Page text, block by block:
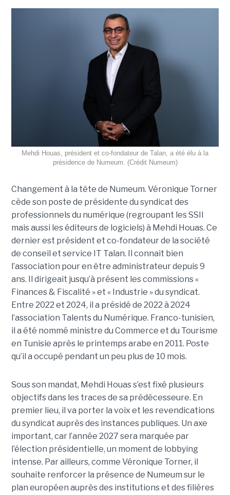
Mehdi Houas, président et co-fondateur de Talan, a été élu à la
présidence de Numeum. (Crédit Numeum)
Changement à la tête de Numeum. Véronique Torner
cède son poste de présidente du syndicat des
professionnels du numérique (regroupant les SSII
mais aussi les éditeurs de logiciels) à Mehdi Houas. Ce
dernier est président et co-fondateur de la société
de conseil et service IT Talan. Il connait bien
l’association pour en être administrateur depuis 9
ans. Il dirigeait jusqu’à présent les commissions «
Finances & Fiscalité » et « Industrie » du syndicat.
Entre 2022 et 2024, il a présidé de 2022 à 2024
l’association Talents du Numérique. Franco-tunisien,
il a été nommé ministre du Commerce et du Tourisme
en Tunisie après le printemps arabe en 2011. Poste
qu’il a occupé pendant un peu plus de 10 mois.
Sous son mandat, Mehdi Houas s’est fixé plusieurs
objectifs dans les traces de sa prédécesseure. En
premier lieu, il va porter la voix et les revendications
du syndicat auprès des instances publiques. Un axe
important, car l’année 2027 sera marquée par
l’élection présidentielle, un moment de lobbying
intense. Par ailleurs, comme Véronique Torner, il
souhaite renforcer la présence de Numeum sur le
plan européen auprès des institutions et des filières